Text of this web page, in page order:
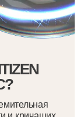
01X